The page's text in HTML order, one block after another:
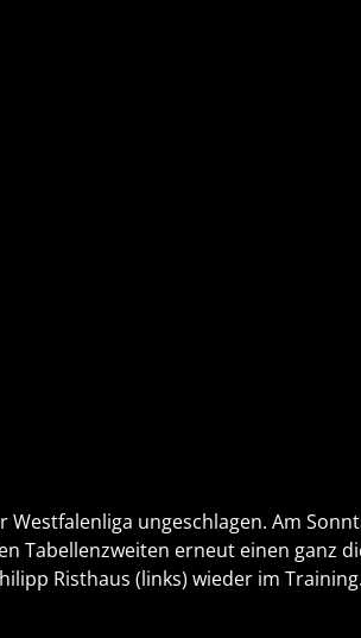
ungeschlagen. Am
Tabellenzweiten erneut einen ganz
Risthaus (links) wieder im